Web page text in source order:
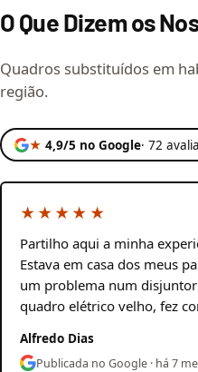
O Que Dizem os
Quadros substituídos em
região.
★ 4,9/5 no Google· 72
★★★★★
Partilho aqui a minha
Estava em casa dos meus
um problema num
quadro elétrico velho, fez
Alfredo Dias
Publicada no Google · há 7